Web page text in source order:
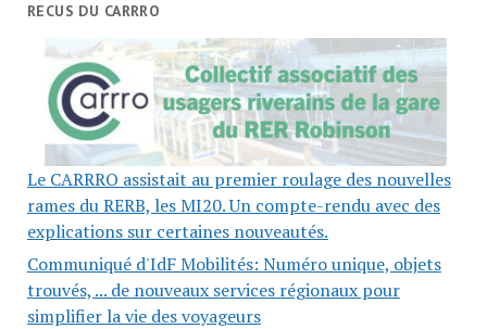
RECUS DU CARRRO
Le CARRRO assistait au premier roulage des nouvelles
rames du RERB, les MI20. Un compte-rendu avec des
explications sur certaines nouveautés.
Communiqué d'IdF Mobilités: Numéro unique, objets
trouvés, ... de nouveaux services régionaux pour
simplifier la vie des voyageurs